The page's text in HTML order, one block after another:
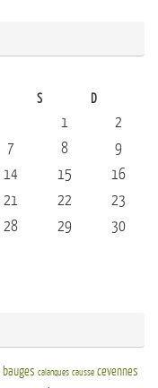
S D
1
2
7 8
9
14 15
16
21 22
23
28 29
30
bauges calanques causse cevennes